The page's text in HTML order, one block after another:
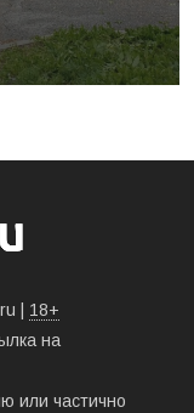
| 18+
на
или частично